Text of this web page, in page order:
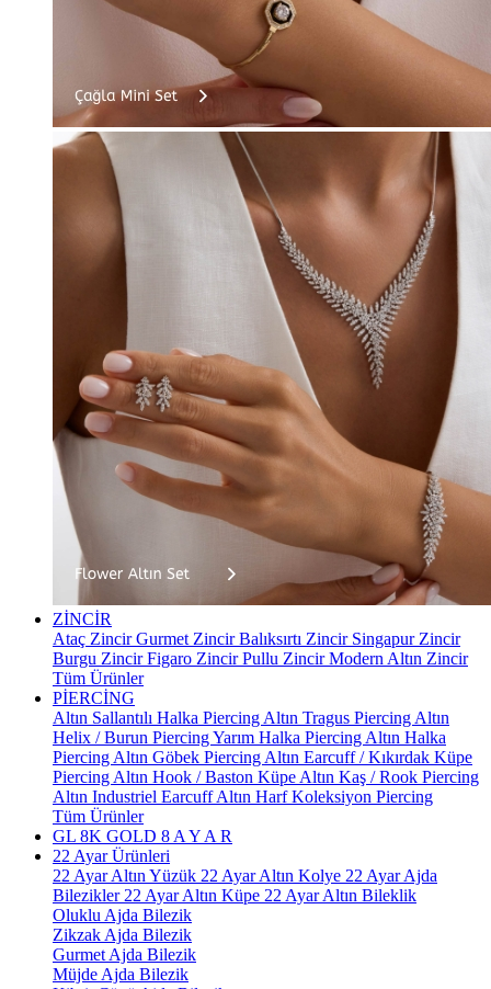
ZİNCİR
Ataç ZincirGurmet ZincirBalıksırtı Zincir Singapur Zincir
Burgu ZincirFigaro ZincirPullu ZincirModern Altın Zincir
Tüm Ürünler
PİERCİNG
Altın Sallantılı Halka Piercing Altın Tragus Piercing Altın
Helix / Burun PiercingYarım Halka Piercing Altın Halka
Piercing Altın Göbek Piercing Altın Earcuff / Kıkırdak Küpe
Piercing Altın Hook / Baston Küpe Altın Kaş / Rook Piercing
Altın Industriel EarcuffAltın Harf Koleksiyon Piercing
Tüm Ürünler
GL 8K GOLD 8 A Y A R
22 Ayar Ürünleri
22 Ayar Altın Yüzük 22 Ayar Altın Kolye 22 Ayar Ajda
Bilezikler 22 Ayar Altın Küpe 22 Ayar Altın Bileklik
Oluklu Ajda Bilezik
Zikzak Ajda Bilezik
Gurmet Ajda Bilezik
Müjde Ajda Bilezik